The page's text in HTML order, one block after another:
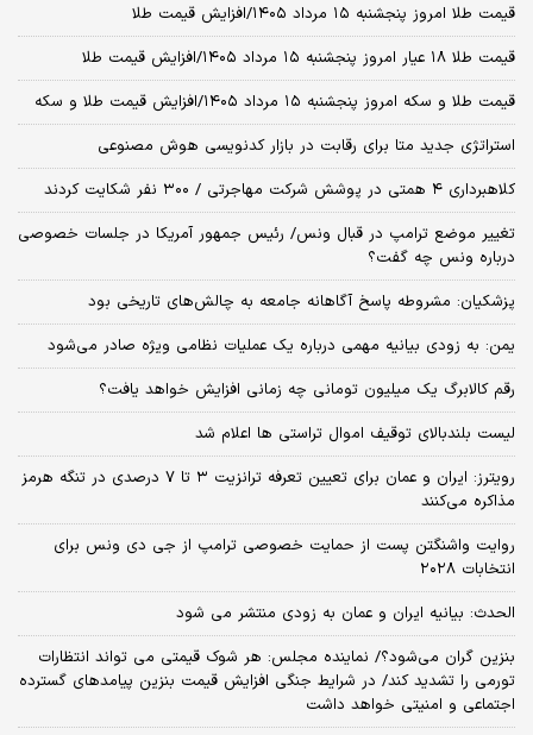
قیمت طلا امروز پنجشنبه ۱۵ مرداد ۱۴۰۵/افزایش قیمت طلا
قیمت طلا ۱۸ عیار امروز پنجشنبه ۱۵ مرداد ۱۴۰۵/افزایش قیمت طلا
قیمت طلا و سکه امروز پنجشنبه ۱۵ مرداد ۱۴۰۵/افزایش قیمت طلا و سکه
استراتژی جدید متا برای رقابت در بازار کدنویسی هوش مصنوعی
کلاهبرداری ۴ همتی در پوشش شرکت مهاجرتی / ۳۰۰ نفر شکایت کردند
تغییر موضع ترامپ در قبال ونس/ رئیس جمهور آمریکا در جلسات خصوصی
درباره ونس چه گفت؟
پزشکیان: مشروطه پاسخ آگاهانه جامعه به چالش‌های تاریخی بود
یمن: به زودی بیانیه مهمی درباره یک عملیات نظامی ویژه صادر می‌شود
رقم کالابرگ یک میلیون تومانی چه زمانی افزایش خواهد یافت؟
لیست بلندبالای توقیف اموال تراستی ها اعلام شد
رویترز: ایران و عمان برای تعیین تعرفه ترانزیت ۳ تا ۷ درصدی در تنگه هرمز
مذاکره می‌کنند
روایت واشنگتن پست از حمایت خصوصی ترامپ از جی دی ونس برای
انتخابات ۲۰۲۸
الحدث: بیانیه ایران و عمان به زودی منتشر می شود
بنزین گران می‌شود؟/ نماینده مجلس: هر شوک قیمتی می تواند انتظارات
تورمی را تشدید کند/ در شرایط جنگی افزایش قیمت بنزین پیامدهای گسترده
اجتماعی و امنیتی خواهد داشت